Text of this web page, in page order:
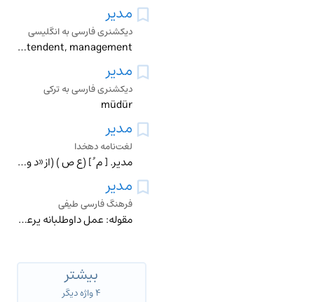
مدیر
دیکشنری فارسی به انگلیسی
administrator, boss , executive, head, director, old man, operator, superintendent, management
مدیر
دیکشنری فارسی به ترکی
müdür
مدیر
لغت‌نامه دهخدا
مدیر. [ م ُ ] (ع ص ) (از «د و ر») گرداننده . آنکه می گرداند. دوردهنده . (یادداشت مؤلف ). نعت فاعلی است از اداره . رجوع به اداره شود. || در تداول ، اداره کننده
مدیر
فرهنگ فارسی طیفی
مقوله: عمل داوطلبانه یرعامل، عضو موظف هیئت مدیره، معاون مدیرعامل، سرپرست، فورمن، معاون رئیس دانشگاه، رئیسبانک مرکزی، دبیر کل [حزب، سازمان ملل] مدیریت، معاونت گ
بیشتر
۴ واژه دیگر